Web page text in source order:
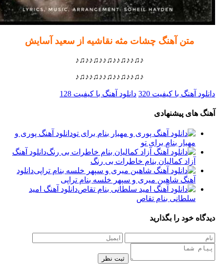
متن آهنگ چشات مثه نقاشیه از سعید آسایش
♪♫♪♪♫♪♪♫♪♪♫♪♪♫♪
♪♫♪♪♫♪♪♫♪♪♫♪♪♫♪
آهنگ با کیفیت 320 دانلود آهنگ با کیفیت 128
پیشنهادی
دانلود آهنگ پوری و
مهیار بنام برای تو
دانلود آهنگ
آزاد کمالیان بنام خاطرات بی رنگ
دانلود
آهنگ شاهین میری و سپهر خلسه بنام تراپی
دانلود آهنگ امید
سلطانی بنام تقاص
خود را بگذارید
ثبت نظر